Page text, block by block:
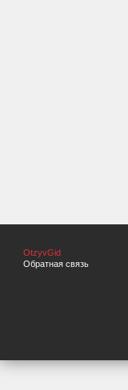
OtzyvGid
Обратная связь